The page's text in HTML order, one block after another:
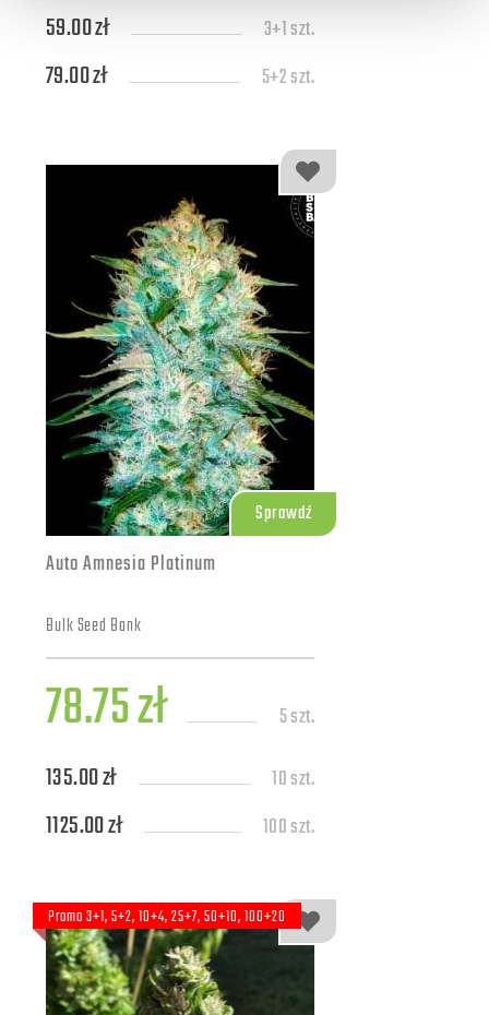
59.00 zł 3+1 szt.
79.00 zł 5+2 szt.
309.00 zł 25+7 szt.
50+10 szt.
1109.00 zł 100+20 szt.
Sprawdź
Auto Amnesia Platinum
Bulk Seed Bank
78.75 zł 5 szt.
135.00 zł 10 szt.
1125.00 zł 100 szt.
9000.00 zł 1000 szt.
Promo 3+1, 5+2, 10+4, 25+7, 50+10, 100+20